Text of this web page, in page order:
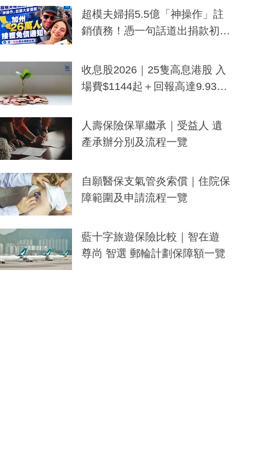
超模夫婦捐5.5億「神操作」註
銷債務！憑一句話道出捐款初
一度被誤當詐騙手段
收息股2026｜25隻高息港股 入
場費$1144起＋回報高達9.93
人壽保險保單繼承｜受益人 遺
產承辦分別及流程一覽
自願醫保支氣管炎索償｜住院保
障範圍及申請流程一覽
藍十字旅遊保險比較｜智在遊
尊尚 智選 郵輪計劃保障額一覽